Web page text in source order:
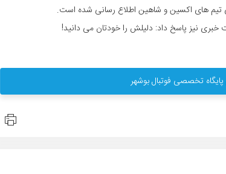
های اکسین و شاهین اطلاع رسانی شده است.
خبری نیز پاسخ داد: دلیلش را خودتان می دانید!
تخصصی فوتبال بوشهر